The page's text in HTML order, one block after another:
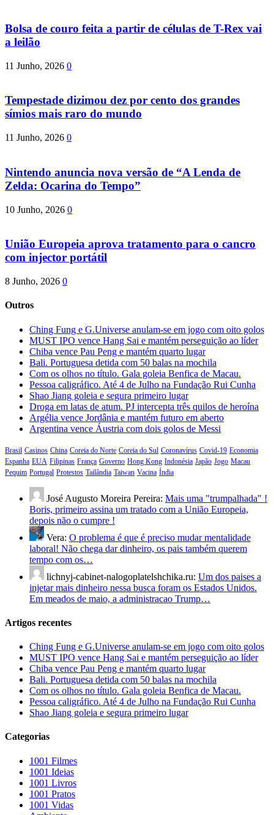
Bolsa de couro feita a partir de células de T-Rex vai
a leilão
11 Junho, 2026 0
Tempestade dizimou dez por cento dos grandes
símios mais raro do mundo
11 Junho, 2026 0
Nintendo anuncia nova versão de “A Lenda de
Zelda: Ocarina do Tempo”
10 Junho, 2026 0
União Europeia aprova tratamento para o cancro
com injector portátil
8 Junho, 2026 0
Outros
Ching Fung e G.Universe anulam-se em jogo com oito golos
MUST IPO vence Hang Sai e mantém perseguição ao líder
Chiba vence Pau Peng e mantém quarto lugar
Bali. Portuguesa detida com 50 balas na mochila
Com os olhos no título. Gala goleia Benfica de Macau.
Pessoa caligráfico. Até 4 de Julho na Fundação Rui Cunha
Shao Jiang goleia e segura primeiro lugar
Droga em latas de atum. PJ intercepta três quilos de heroína
Argélia vence Jordânia e mantém futuro em aberto
Argentina vence Áustria com dois golos de Messi
Brasil Casinos China Coreia do Norte Coreia do Sul Coronavírus Covid-19 Economia
Espanha EUA Filipinas França Governo Hong Kong Indonésia Japão Jogo Macau
Pequim Portugal Protestos Tailândia Taiwan Vacina Índia
José Augusto Moreira Pereira: Mais uma "trumpalhada" !
Boris, primeiro assina um tratado com a União Europeia,
depois não o cumpre !
Vera: O problema é que é preciso mudar mentalidade
laboral! Não chega dar dinheiro, os pais também querem
tempo com os…
lichnyj-cabinet-nalogoplatelshchika.ru: Um dos paises a
injetar mais dinheiro nessa busca foram os Estados Unidos.
Em meados de maio, a administracao Trump…
Artigos recentes
Ching Fung e G.Universe anulam-se em jogo com oito golos
MUST IPO vence Hang Sai e mantém perseguição ao líder
Chiba vence Pau Peng e mantém quarto lugar
Bali. Portuguesa detida com 50 balas na mochila
Com os olhos no título. Gala goleia Benfica de Macau.
Pessoa caligráfico. Até 4 de Julho na Fundação Rui Cunha
Shao Jiang goleia e segura primeiro lugar
Categorias
1001 Filmes
1001 Ideias
1001 Livros
1001 Pratos
1001 Vidas